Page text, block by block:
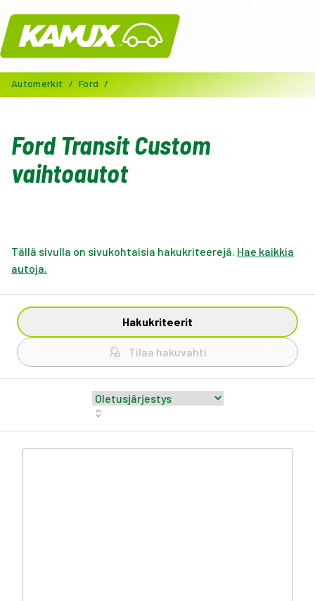
Kamux
Automerkit / Ford /
Ford Transit Custom
vaihtoautot
Tällä sivulla on sivukohtaisia hakukriteerejä. Hae kaikkia
autoja.
Hakukriteerit
Tilaa hakuvahti